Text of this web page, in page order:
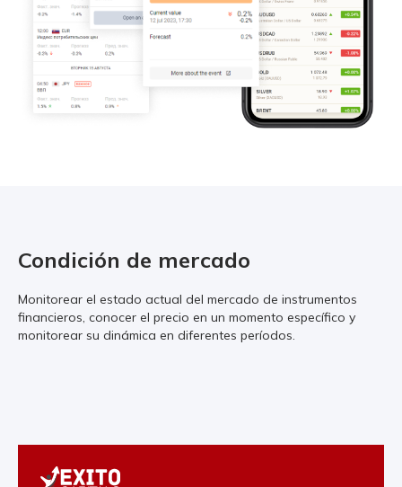
Condición de mercado
Monitorear el estado actual del mercado de instrumentos
financieros, conocer el precio en un momento específico y
monitorear su dinámica en diferentes períodos.